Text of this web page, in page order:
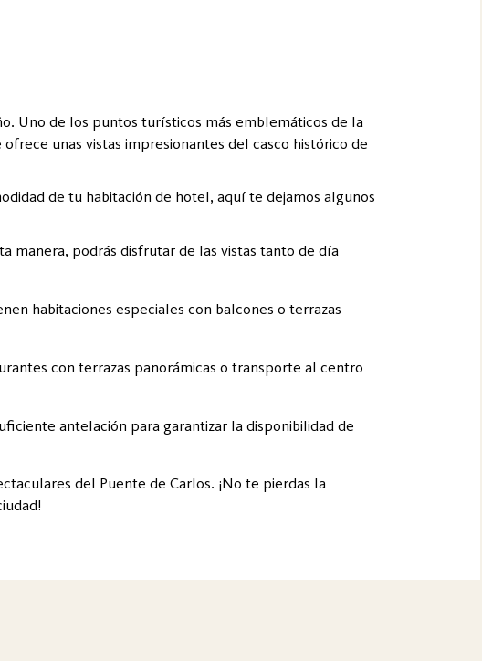
Uno de los puntos turísticos más emblemáticos de la
unas vistas impresionantes del casco histórico de
de tu habitación de hotel, aquí te dejamos algunos
manera, podrás disfrutar de las vistas tanto de día
habitaciones especiales con balcones o terrazas
con terrazas panorámicas o transporte al centro
antelación para garantizar la disponibilidad de
del Puente de Carlos. ¡No te pierdas la